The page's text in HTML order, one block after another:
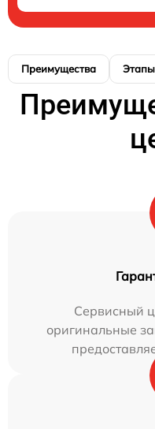
Преимущества
Сервисный
оригинальные